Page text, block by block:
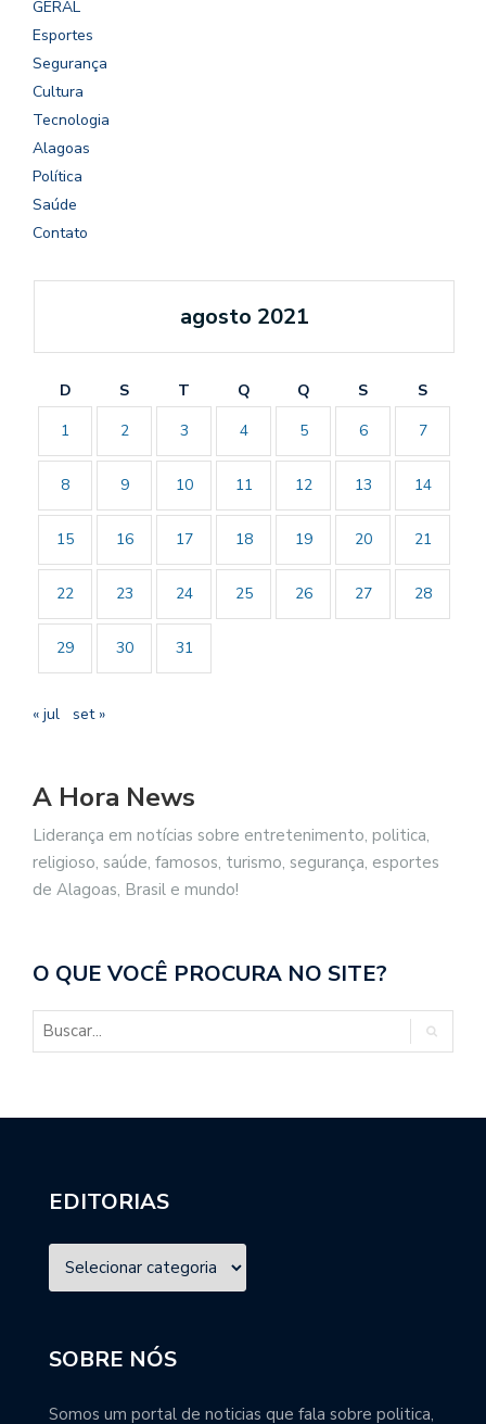
GERAL
Esportes
Segurança
Cultura
Tecnologia
Alagoas
Política
Saúde
Contato
agosto 2021
D S T Q Q S
S
1
2 3 4 5 6 7
8 9 10 11 12 13 14
15 16 17 18 19 20 21
22 23 24 25 26 27 28
29 30 31
« jul set »
A Hora News
Liderança em notícias sobre entretenimento, politica,
religioso, saúde, famosos, turismo, segurança, esportes
de Alagoas, Brasil e mundo!
O QUE VOCÊ PROCURA NO SITE?
EDITORIAS
SOBRE NÓS
Somos um portal de noticias que fala sobre politica,